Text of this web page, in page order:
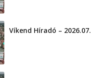
Víkend Híradó –